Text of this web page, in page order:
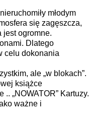
młodym
się zagęszcza,
jest ogromne.
Dlatego
celu dokonania
ale „w blokach”.
książce
„NOWATOR” Kartuzy.
ważne i